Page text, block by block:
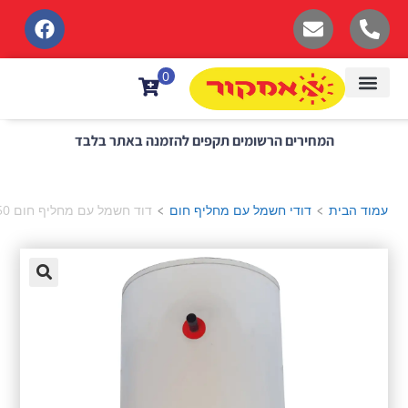
לתוכן
המחירים הרשומים תקפים להזמנה באתר בלבד
> דודי חשמל עם מחליף חום > דוד חשמל עם מחליף חום 150 ליטר שוכב
🔍